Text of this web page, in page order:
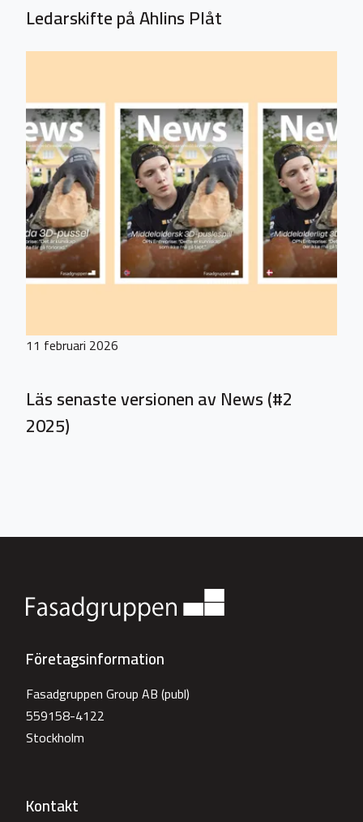
Ledarskifte på Ahlins Plåt
11 februari 2026
Läs senaste versionen av News (#2
2025)
Företagsinformation
Fasadgruppen Group AB (publ)
559158-4122
Stockholm
Kontakt